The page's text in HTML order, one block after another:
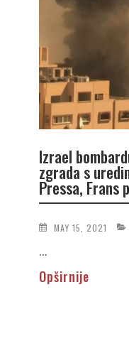
Izrael
zgrada s
Pressa, Frans
MAY 15, 2021
...
Opširnije